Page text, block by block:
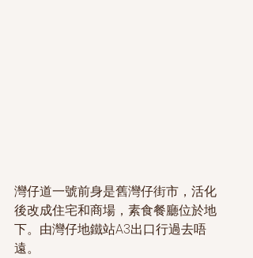
灣仔道一號前身是舊灣仔街市，活化
後改成住宅和商場，素食餐廳位於地
下。由灣仔地鐵站A3出口行過去唔
遠。